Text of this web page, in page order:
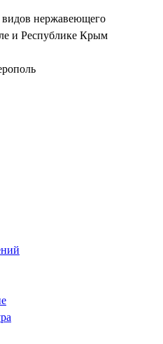
видов нержавеющего
и Республике Крым